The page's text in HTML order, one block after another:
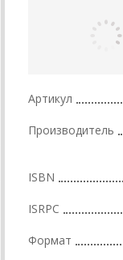
Артикул
Производитель
ISBN
ISRPC
Формат